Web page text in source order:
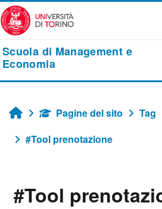
Vai al contenuto principale
Scuola di Management e
Economia
HomePagine del sito
Tag
#Tool prenotazione
#Tool